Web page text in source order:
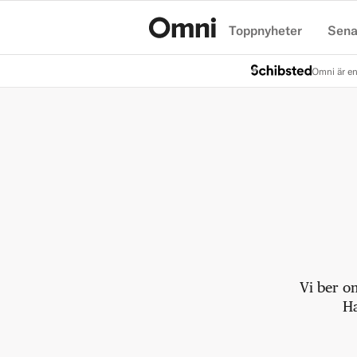
Toppnyheter
Omni är
Vi ber